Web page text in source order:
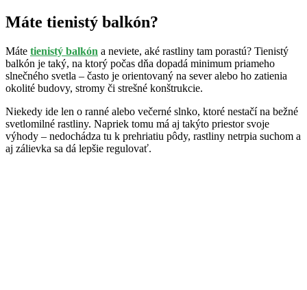
Máte tienistý balkón?
Máte tienistý balkón a neviete, aké rastliny tam porastú? Tienistý
balkón je taký, na ktorý počas dňa dopadá minimum priameho
slnečného svetla – často je orientovaný na sever alebo ho zatienia
okolité budovy, stromy či strešné konštrukcie.
Niekedy ide len o ranné alebo večerné slnko, ktoré nestačí na bežné
svetlomilné rastliny. Napriek tomu má aj takýto priestor svoje
výhody – nedochádza tu k prehriatiu pôdy, rastliny netrpia suchom a
aj zálievka sa dá lepšie regulovať.